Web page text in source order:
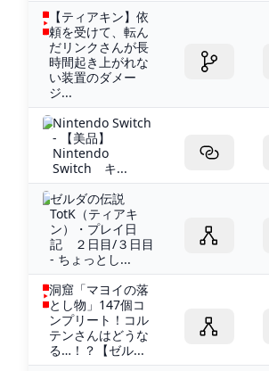
【ティアキン】依
頼を受けて、転ん
だリンクさんが長
時間起き上がれな
い装置のダメー
ジ...
Nintendo Switch
- 【美品】
Nintendo
Switch キ...
ゼルダの伝説
TotK（ティアキ
ン）・プレイ日
記 ２日目/３日目
- ちょっとし...
洞窟「マヨイの落
とし物」147個コ
ンプリート！コル
テンさんはどうな
る…！？【ゼル...